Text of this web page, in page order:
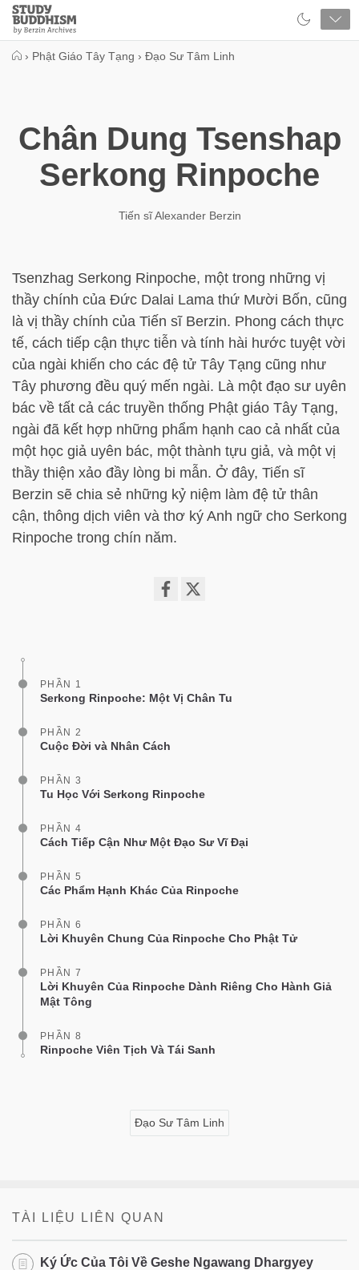
Close
Study
Buddhism
› Phật Giáo Tây Tạng › Đạo Sư Tâm Linh
Chân Dung Tsenshap
Serkong Rinpoche
Tiến sĩ Alexander Berzin
Tsenzhag Serkong Rinpoche, một trong những vị
thầy chính của Đức Dalai Lama thứ Mười Bốn, cũng
là vị thầy chính của Tiến sĩ Berzin. Phong cách thực
tế, cách tiếp cận thực tiễn và tính hài hước tuyệt vời
của ngài khiến cho các đệ tử Tây Tạng cũng như
Tây phương đều quý mến ngài. Là một đạo sư uyên
bác về tất cả các truyền thống Phật giáo Tây Tạng,
ngài đã kết hợp những phẩm hạnh cao cả nhất của
một học giả uyên bác, một thành tựu giả, và một vị
thầy thiện xảo đầy lòng bi mẫn. Ở đây, Tiến sĩ
Berzin sẽ chia sẻ những kỷ niệm làm đệ tử thân
cận, thông dịch viên và thơ ký Anh ngữ cho Serkong
Rinpoche trong chín năm.
PHẦN 1
Serkong Rinpoche: Một Vị Chân Tu
PHẦN 2
Cuộc Đời và Nhân Cách
PHẦN 3
Tu Học Với Serkong Rinpoche
PHẦN 4
Cách Tiếp Cận Như Một Đạo Sư Vĩ Đại
PHẦN 5
Các Phẩm Hạnh Khác Của Rinpoche
PHẦN 6
Lời Khuyên Chung Của Rinpoche Cho Phật Tử
PHẦN 7
Lời Khuyên Của Rinpoche Dành Riêng Cho Hành Giả
Mật Tông
PHẦN 8
Rinpoche Viên Tịch Và Tái Sanh
Đạo Sư Tâm Linh
TÀI LIỆU LIÊN QUAN
Ký Ức Của Tôi Về Geshe Ngawang Dhargyey